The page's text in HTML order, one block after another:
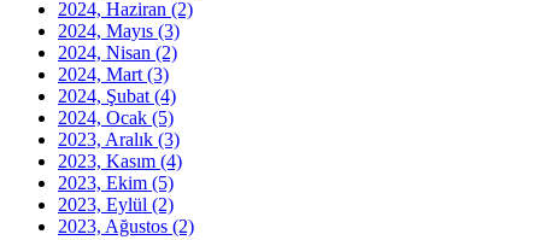
2024, Haziran (2)
2024, Mayıs (3)
2024, Nisan (2)
2024, Mart (3)
2024, Şubat (4)
2024, Ocak (5)
2023, Aralık (3)
2023, Kasım (4)
2023, Ekim (5)
2023, Eylül (2)
2023, Ağustos (2)